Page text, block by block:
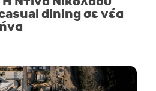
dining σε νέα